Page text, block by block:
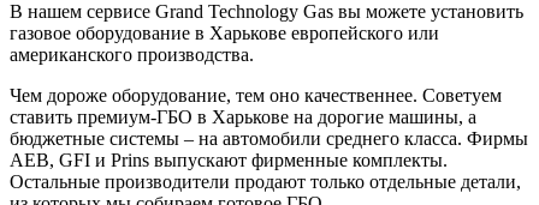
В нашем сервисе Grand Technology Gas вы можете установить
газовое оборудование в Харькове европейского или
американского производства.
Чем дороже оборудование, тем оно качественнее. Советуем
ставить премиум-ГБО в Харькове на дорогие машины, а
бюджетные системы – на автомобили среднего класса. Фирмы
AEB, GFI и Prins выпускают фирменные комплекты.
Остальные производители продают только отдельные детали,